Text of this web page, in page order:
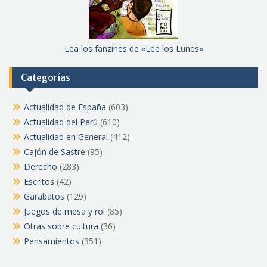
Lea los fanzines de «Lee los Lunes»
Categorías
Actualidad de España (603)
Actualidad del Perú (610)
Actualidad en General (412)
Cajón de Sastre (95)
Derecho (283)
Escritos (42)
Garabatos (129)
Juegos de mesa y rol (85)
Otras sobre cultura (36)
Pensamientos (351)